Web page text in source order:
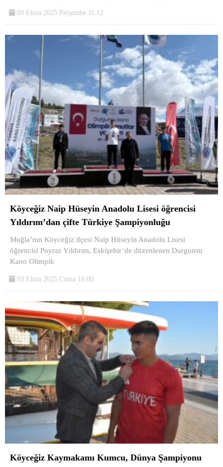
09 Ekim 2025 Perşembe 11:12
Köyceğiz Naip Hüseyin Anadolu Lisesi öğrencisi
Yıldırım’dan çifte Türkiye Şampiyonluğu
Muğla’nın Köyceğiz ilçesi Naip Hüseyin Anadolu Lisesi
öğrencisi Poyraz Yıldırım, Eskişehir’de düzenlenen Durgunsu
Kano Olimpik
03 Ekim 2025 Cuma 18:00
Köyceğiz Kaymakamı Kumcu, Dünya Şampiyonu